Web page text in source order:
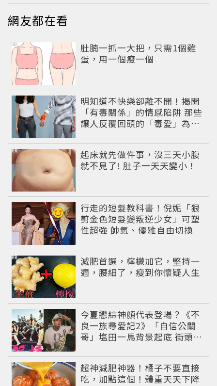
網友都在看
肚腩一抓一大把，只需1個雞
蛋，用一個瘦一個
PR
明知道不快樂卻離不開！揭開
「有毒關係」的情感陷阱 那些
讓人反覆回頭的「毒愛」為何
起床就先做件事，沒三天小腹
就不見了! 肚子一天天變小！
PR
行走的短髮教科書！倪妮「狠
剪金色短髮變叛逆少女」可塑
性超強 帥氣、優雅自由切換
減肥首選，檸檬加它，堅持一
週，腰細了，瘦到你懷疑人生
PR
今夏戀綜神顏代表登場？《不
良一族尋愛記2》「自信公關
哥」塩田一馬背景起底 街頭辣
超神減肥神器！橘子不要直接
吃，加點這個！體重天天下降
PR